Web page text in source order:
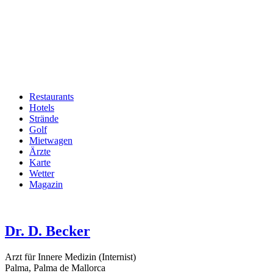
Hauptnavigation
Restaurants
Hotels
Strände
Golf
Mietwagen
Ärzte
Karte
Wetter
Magazin
Dr. D. Becker
Arzt für Innere Medizin (Internist)
Palma, Palma de Mallorca